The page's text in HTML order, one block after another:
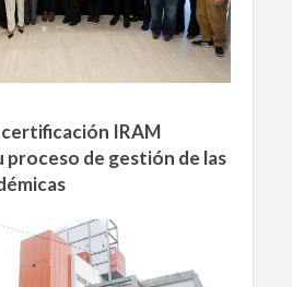
certificación IRAM
proceso de gestión de las